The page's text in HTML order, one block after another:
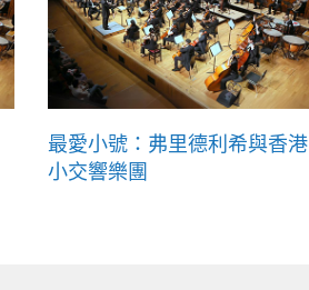
最愛小號：弗里德利希與香港
小交響樂團